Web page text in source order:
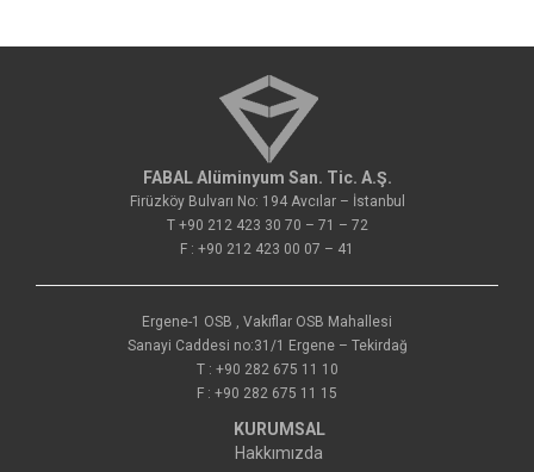
FABAL Alüminyum San. Tic. A.Ş.
Firüzköy Bulvarı No: 194 Avcılar – İstanbul
T +90 212 423 30 70 – 71 – 72
F : +90 212 423 00 07 – 41
Ergene-1 OSB , Vakıflar OSB Mahallesi
Sanayi Caddesi no:31/1 Ergene – Tekirdağ
T : +90 282 675 11 10
F : +90 282 675 11 15
KURUMSAL
Hakkımızda